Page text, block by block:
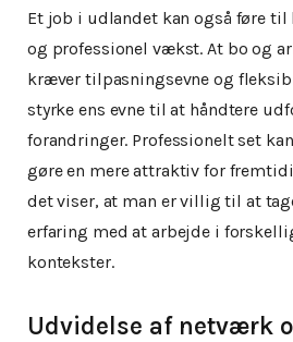
Et job i udlandet kan også føre
og professionel vækst. At bo og
kræver tilpasningsevne og
styrke ens evne til at håndtere
forandringer. Professionelt set
gøre en mere attraktiv for
det viser, at man er villig til at
erfaring med at arbejde i
kontekster.
Udvidelse af netværk